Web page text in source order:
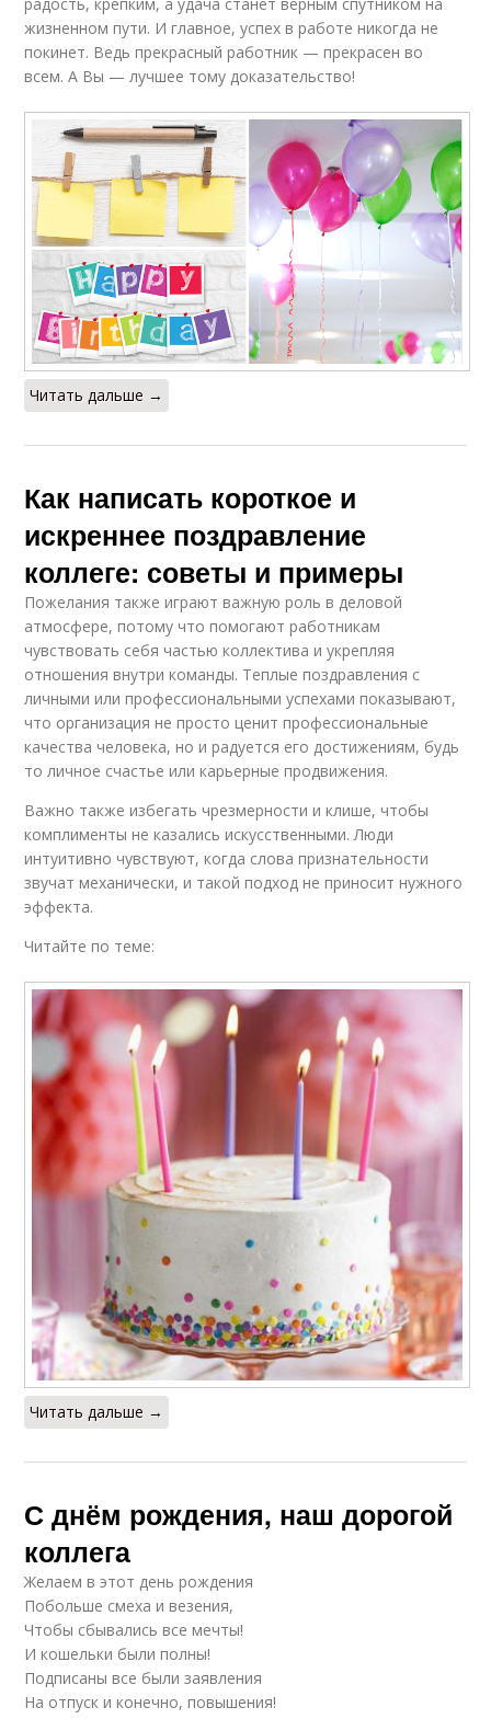
радость, крепким, а удача станет верным спутником на
жизненном пути. И главное, успех в работе никогда не
покинет. Ведь прекрасный работник — прекрасен во
всем. А Вы — лучшее тому доказательство!
Читать дальше →
Как написать короткое и
искреннее поздравление
коллеге: советы и примеры
Пожелания также играют важную роль в деловой
атмосфере, потому что помогают работникам
чувствовать себя частью коллектива и укрепляя
отношения внутри команды. Теплые поздравления с
личными или профессиональными успехами показывают,
что организация не просто ценит профессиональные
качества человека, но и радуется его достижениям, будь
то личное счастье или карьерные продвижения.
Важно также избегать чрезмерности и клише, чтобы
комплименты не казались искусственными. Люди
интуитивно чувствуют, когда слова признательности
звучат механически, и такой подход не приносит нужного
эффекта.
Читайте по теме:
Читать дальше →
С днём рождения, наш дорогой
коллега
Желаем в этот день рождения
Побольше смеха и везения,
Чтобы сбывались все мечты!
И кошельки были полны!
Подписаны все были заявления
На отпуск и конечно, повышения!